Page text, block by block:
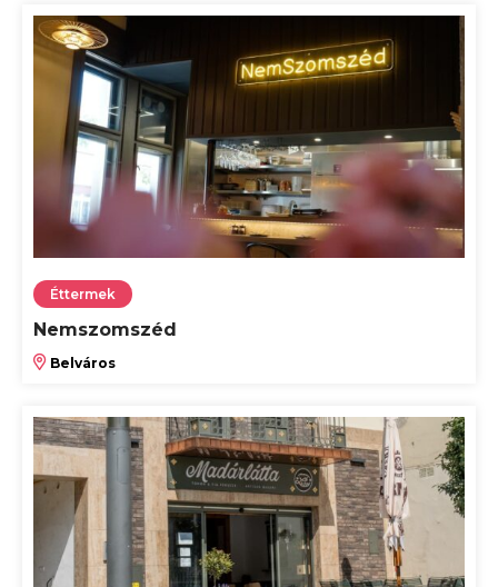
Éttermek
Nemszomszéd
Belváros